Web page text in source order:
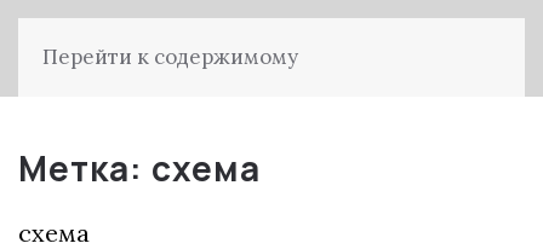
Перейти к содержимому
Метка: схема
схема